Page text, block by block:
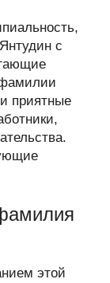
с
приятные
этой